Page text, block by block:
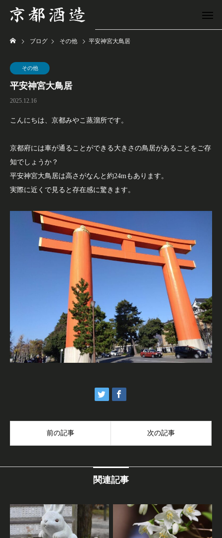
ブログ その他 平安神宮大鳥居
その他
平安神宮大鳥居
2025.12.16
こんにちは、京都みやこ蒸溜所です。
京都府には車が通ることができる大きさの鳥居があることをご存
知でしょうか？
平安神宮大鳥居は高さがなんと約24mもあります。
実際に近くで見ると存在感に驚きます。
前の記事 次の記事
関連記事